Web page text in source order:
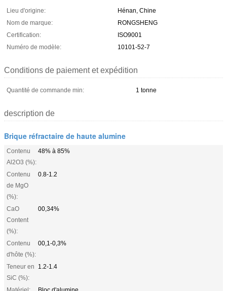
Lieu d'origine:
Hénan, Chine
Nom de marque:
RONGSHENG
Certification:
ISO9001
Numéro de modèle:
10101-52-7
Conditions de paiement et expédition
Quantité de commande min: 1 tonne
description de
Brique réfractaire de haute alumine
Contenu
Al2O3 (%):
48% à 85%
Contenu
de MgO
(%):
0.8-1.2
CaO
Content
(%):
00,34%
Contenu
d'hôte (%):
00,1-0,3%
Teneur en
SiC (%):
1.2-1.4